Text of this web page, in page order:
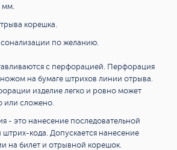
мм.
корешка.
по желанию.
с перфорацией. Перфорация
на бумаге штрихов линии отрыва.
изделие легко и ровно может
или сложено.
- это нанесение последовательной
кода. Допускается нанесение
на билет и отрывной корешок.